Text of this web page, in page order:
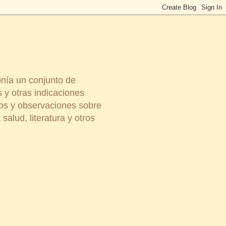
un conjunto de
y otras indicaciones
y observaciones sobre
literatura y otros